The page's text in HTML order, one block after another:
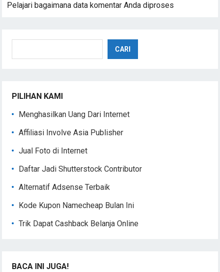
Pelajari bagaimana data komentar Anda diproses
CARI
PILIHAN KAMI
Menghasilkan Uang Dari Internet
Affiliasi Involve Asia Publisher
Jual Foto di Internet
Daftar Jadi Shutterstock Contributor
Alternatif Adsense Terbaik
Kode Kupon Namecheap Bulan Ini
Trik Dapat Cashback Belanja Online
BACA INI JUGA!